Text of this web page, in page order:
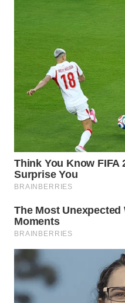
INDRAMAYU
WN
KUNINGAN
WN
MAJALENGKA
WN
SUBANG
WN
SUKABUMI
WN
PURWAKARTA